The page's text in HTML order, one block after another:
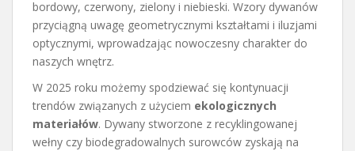
bordowy, czerwony, zielony i niebieski. Wzory dywanów
przyciągną uwagę geometrycznymi kształtami i iluzjami
optycznymi, wprowadzając nowoczesny charakter do
naszych wnętrz.
W 2025 roku możemy spodziewać się kontynuacji
trendów związanych z użyciem ekologicznych
materiałów. Dywany stworzone z recyklingowanej
wełny czy biodegradowalnych surowców zyskają na